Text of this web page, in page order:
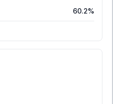
60.2%